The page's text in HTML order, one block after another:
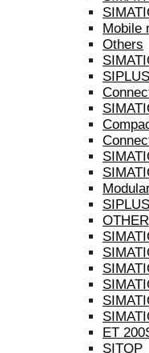
Mobile
Others
OTHER
ET
SITOP